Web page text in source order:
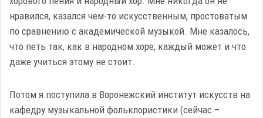
нравился, казался чем-то искусственным, простоватым
по сравнению с академической музыкой. Мне казалось,
что петь так, как в народном хоре, каждый может и что
даже учиться этому не стоит.
Потом я поступила в Воронежский институт искусств на
кафедру музыкальной фольклористики (сейчас –